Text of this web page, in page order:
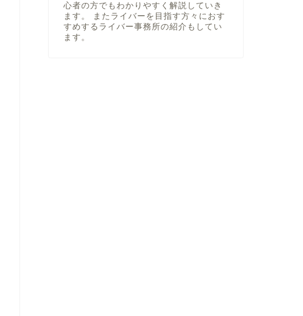
心者の方でもわかりやすく解説していき
ます。 またライバーを目指す方々におす
すめするライバー事務所の紹介もしてい
ます。